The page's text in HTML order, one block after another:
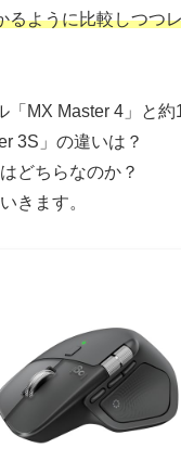
るように比較しつつ
「MX Master 4」と
3S」の違いは？
どちらなのか？
きます。